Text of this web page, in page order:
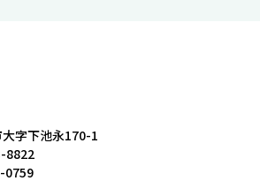
字下池永170-1
8822
0759